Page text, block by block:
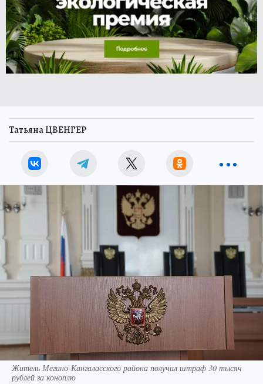
Татьяна ЦВЕНГЕР
Житель Мегино-Кангаласского района получил штраф 30 тысяч
рублей за коноплю